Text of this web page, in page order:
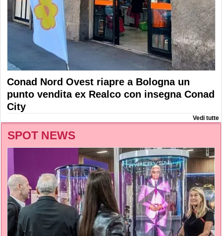
Conad Nord Ovest riapre a Bologna un
punto vendita ex Realco con insegna Conad
City
Vedi tutte
SPOT NEWS